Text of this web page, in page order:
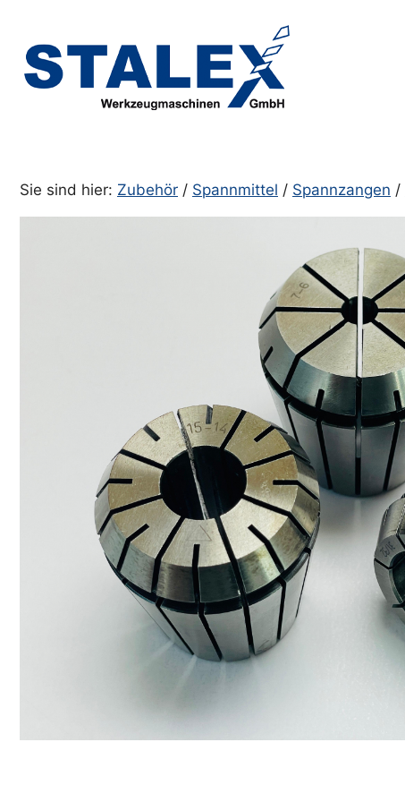
springen
Sie sind hier: Zubehör / Spannmittel / Spannzangen /